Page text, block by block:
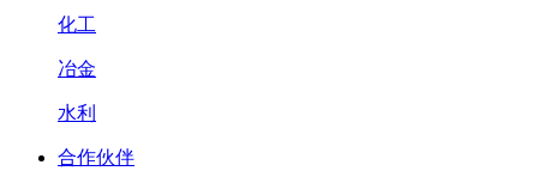
化工
冶金
水利
合作伙伴